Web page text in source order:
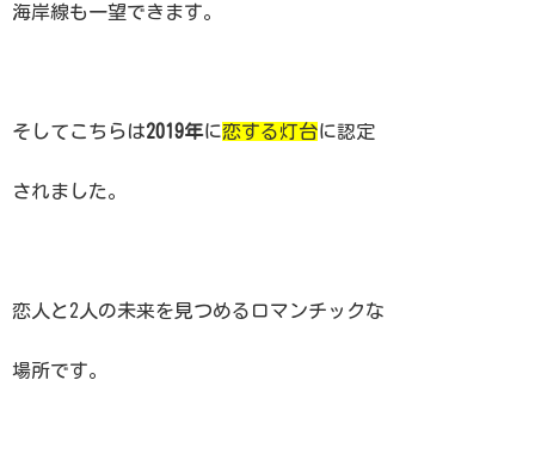
海岸線も一望できます。
そしてこちらは2019年に恋する灯台に認定
されました。
恋人と2人の未来を見つめるロマンチックな
場所です。